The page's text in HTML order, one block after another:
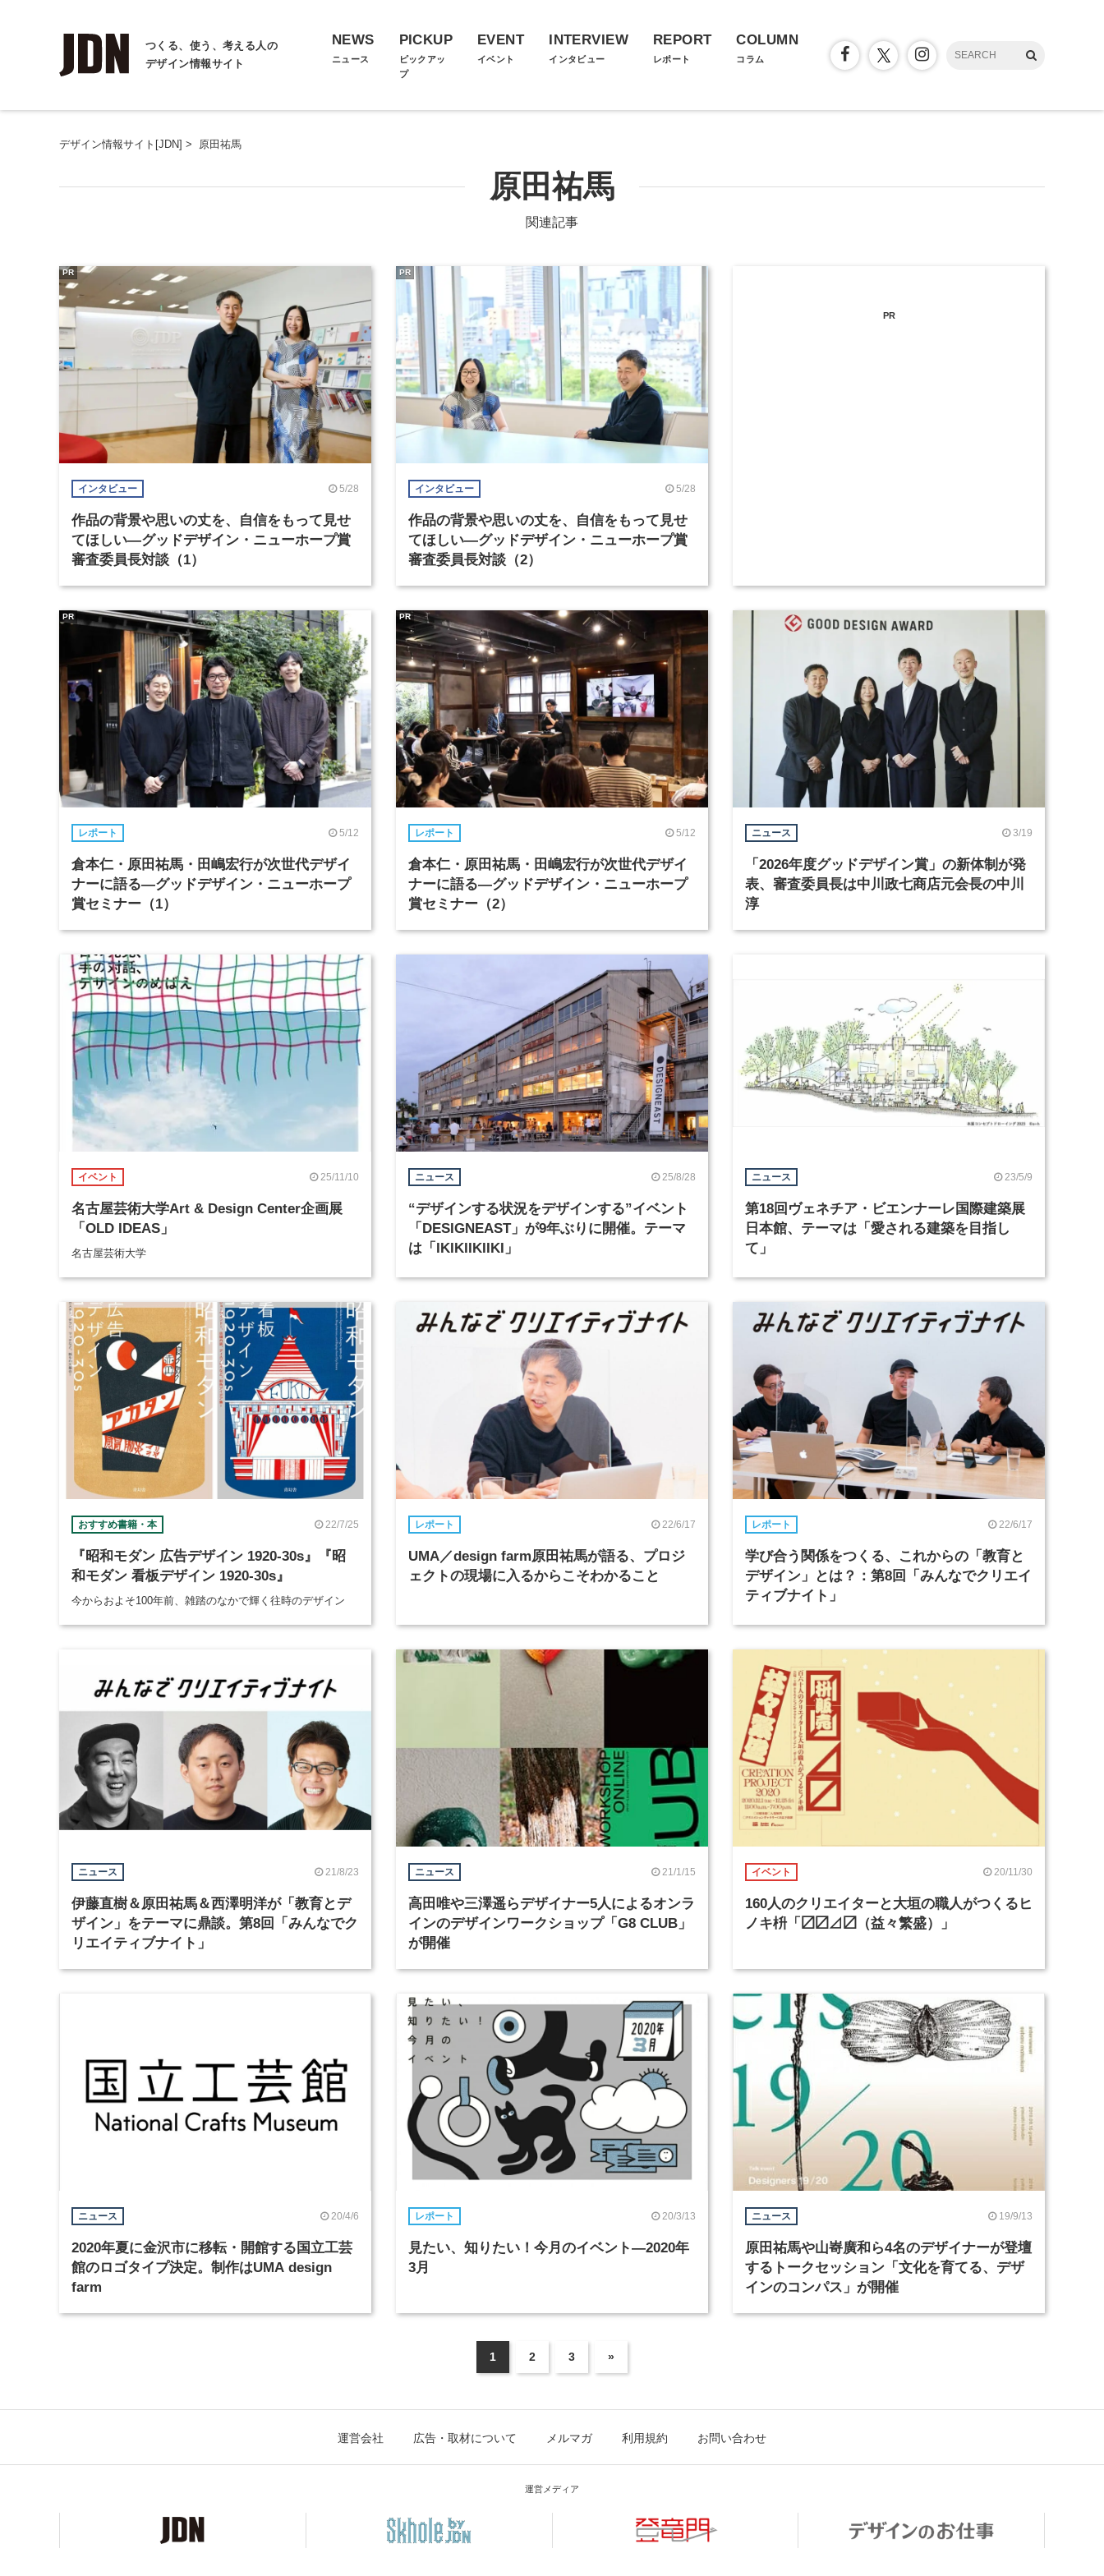
つくる、使う、考える人の
デザイン情報サイト
NEWS
ニュース
PICKUP
ピックアッ
プ
EVENT
イベント
INTERVIEW
インタビュー
REPORT
レポート
COLUMN
コラム
デザイン情報サイト[JDN] > 原田祐馬
原田祐馬
関連記事
インタビュー 5/28
作品の背景や思いの丈を、自信をもって見せ
てほしい―グッドデザイン・ニューホープ賞
審査委員長対談（1）
PR
インタビュー 5/28
作品の背景や思いの丈を、自信をもって見せ
てほしい―グッドデザイン・ニューホープ賞
審査委員長対談（2）
PR
PR
レポート 5/12
倉本仁・原田祐馬・田嶋宏行が次世代デザイ
ナーに語る―グッドデザイン・ニューホープ
賞セミナー（1）
PR
レポート 5/12
倉本仁・原田祐馬・田嶋宏行が次世代デザイ
ナーに語る―グッドデザイン・ニューホープ
賞セミナー（2）
PR
ニュース 3/19
「2026年度グッドデザイン賞」の新体制が発
表、審査委員長は中川政七商店元会長の中川
淳
イベント 25/11/10
名古屋芸術大学Art & Design Center企画展
「OLD IDEAS」
名古屋芸術大学
ニュース 25/8/28
“デザインする状況をデザインする”イベント
「DESIGNEAST」が9年ぶりに開催。テーマ
は「IKIKIIKIIKI」
ニュース 23/5/9
第18回ヴェネチア・ビエンナーレ国際建築展
日本館、テーマは「愛される建築を目指し
て」
おすすめ書籍・本 22/7/25
『昭和モダン 広告デザイン 1920-30s』『昭
和モダン 看板デザイン 1920-30s』
今からおよそ100年前、雑踏のなかで輝く往時のデザイン
レポート 22/6/17
UMA／design farm原田祐馬が語る、プロジ
ェクトの現場に入るからこそわかること
レポート 22/6/17
学び合う関係をつくる、これからの「教育と
デザイン」とは？：第8回「みんなでクリエイ
ティブナイト」
ニュース 21/8/23
伊藤直樹＆原田祐馬＆西澤明洋が「教育とデ
ザイン」をテーマに鼎談。第8回「みんなでク
リエイティブナイト」
ニュース 21/1/15
高田唯や三澤遥らデザイナー5人によるオンラ
インのデザインワークショップ「G8 CLUB」
が開催
イベント 20/11/30
160人のクリエイターと大垣の職人がつくるヒ
ノキ枡「〼〼⊿〼（益々繁盛）」
ニュース 20/4/6
2020年夏に金沢市に移転・開館する国立工芸
館のロゴタイプ決定。制作はUMA design
farm
レポート 20/3/13
見たい、知りたい！今月のイベント―2020年
3月
ニュース 19/9/13
原田祐馬や山㟢廣和ら4名のデザイナーが登壇
するトークセッション「文化を育てる、デザ
インのコンパス」が開催
1 2 3 »
運営会社 広告・取材について メルマガ 利用規約 お問い合わせ
運営メディア